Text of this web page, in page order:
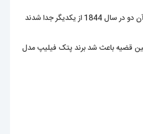
آنتونی پتک یک طراح ساعت لهستانی بود که در سال 1839 به شهر ژنو سوئیس مهاجرت کرد و با کمک دوستش فرانچس زاپک در زمینه ی ساخت ساعت مچی فعالیت کردند ، آن دو در سال 1844 از یکدیگر جدا شدند
همین قضیه باعث شد برند پتک فیلیپ مدل